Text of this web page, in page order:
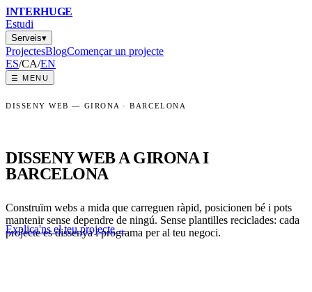
INTERHUGE
Estudi
Serveis▾
ProjectesBlogComençar un projecte
ES/CA/EN
☰ MENU
DISSENY WEB — GIRONA · BARCELONA
DISSENY WEB A GIRONA I
BARCELONA
Construïm webs a mida que carreguen ràpid, posicionen bé i pots
mantenir sense dependre de ningú. Sense plantilles reciclades: cada
projecte es dissenya i programa per al teu negoci.
Explica'ns el teu projecte→